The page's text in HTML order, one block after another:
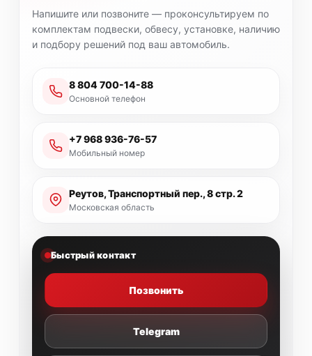
Напишите или позвоните — проконсультируем по
комплектам подвески, обвесу, установке, наличию
и подбору решений под ваш автомобиль.
8 804 700-14-88
Основной телефон
+7 968 936-76-57
Мобильный номер
Реутов, Транспортный пер., 8 стр. 2
Московская область
Быстрый контакт
Позвонить
Telegram